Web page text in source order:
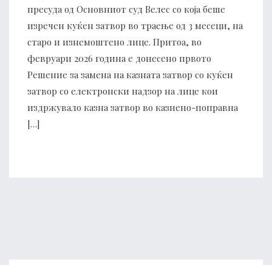
пресуда од Основниот суд Велес со која беше
изречен куќен затвор во траење од 3 месеци, на
старо и изнемоштено лице. Притоа, во
февруари 2026 година е донесено првото
Решение за замена на казната затвор со куќен
затвор со електронски надзор на лице кои
издржувало казна затвор во казнено-поправна
[…]